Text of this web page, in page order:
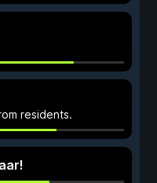
residents.